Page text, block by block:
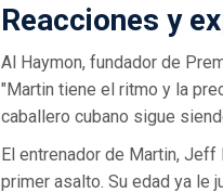
Reacciones y
Al Haymon, fundador de
"Martin tiene el ritmo y la
caballero cubano sigue
El entrenador de Martin,
primer asalto. Su edad ya le